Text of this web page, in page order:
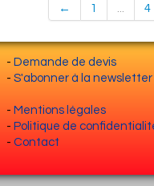
← 1 ... 4
- Demande de devis
- S'abonner à la newsletter
- Mentions légales
- Politique de
- Contact